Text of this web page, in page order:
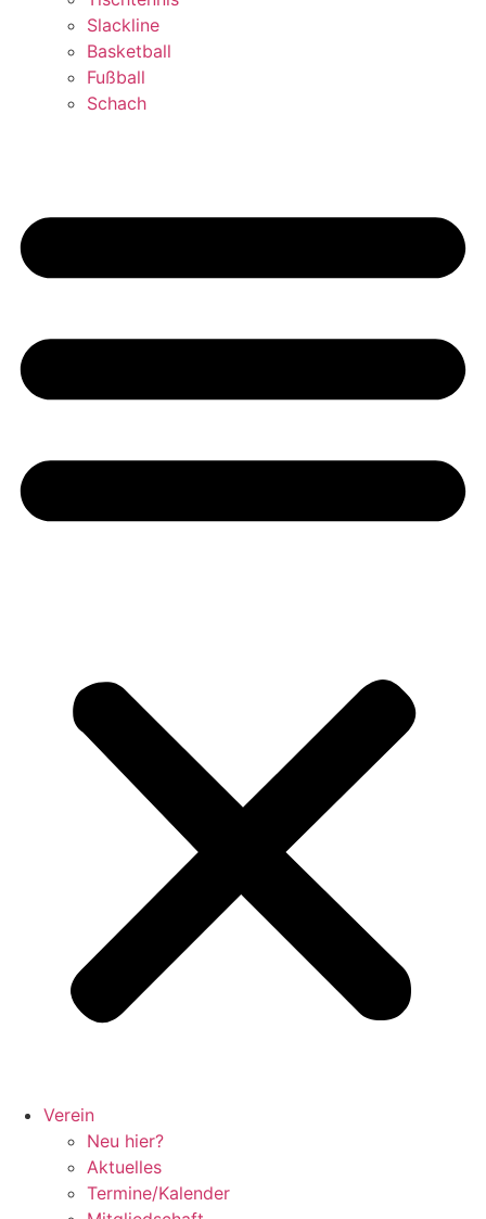
Slackline
Basketball
Fußball
Schach
Verein
Neu hier?
Aktuelles
Termine/Kalender